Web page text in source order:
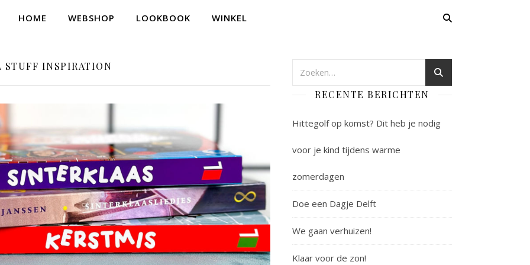
HOME WEBSHOP LOOKBOOK WINKEL
STUFF INSPIRATION
RECENTE BERICHTEN
Hittegolf op komst? Dit heb je nodig
voor je kind tijdens warme
zomerdagen
Doe een Dagje Delft
We gaan verhuizen!
Klaar voor de zon!